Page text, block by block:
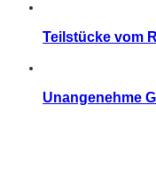
Teilstücke vom
Unangenehme